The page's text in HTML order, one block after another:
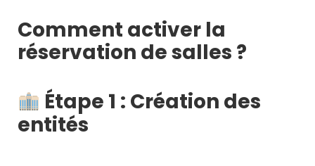
Comment activer la
réservation de salles ?
Étape 1 : Création des
entités